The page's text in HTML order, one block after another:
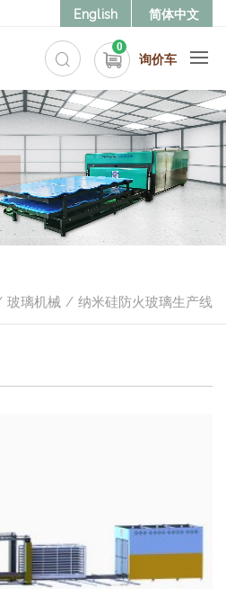
English 简体中文
0
询价车
玻璃机械 纳米硅防火玻璃生产线